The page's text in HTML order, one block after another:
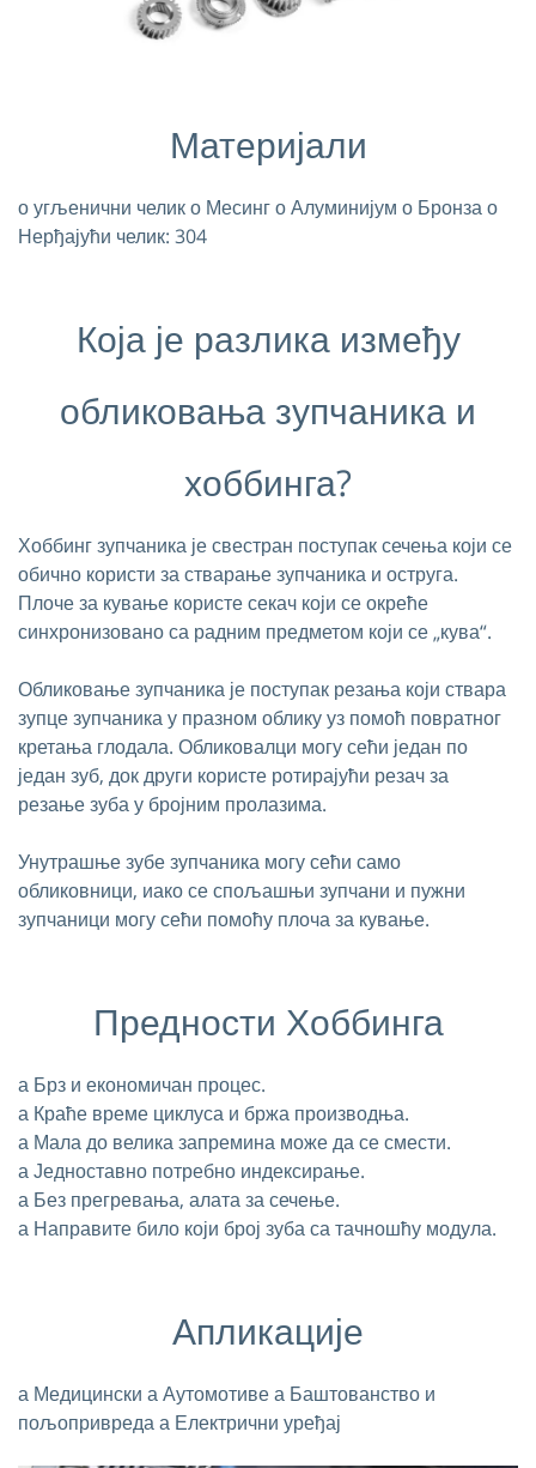
Материјали
о угљенични челико Месинго Алуминијум о Бронзао
Нерђајући челик: 304
Која је разлика између
обликовања зупчаника и
хоббинга?
Хоббинг зупчаника је свестран поступак сечења који се
обично користи за стварање зупчаника и оструга.
Плоче за кување користе секач који се окреће
синхронизовано са радним предметом који се „кува“.
Обликовање зупчаника је поступак резања који ствара
зупце зупчаника у празном облику уз помоћ повратног
кретања глодала. Обликовалци могу сећи један по
један зуб, док други користе ротирајући резач за
резање зуба у бројним пролазима.
Унутрашње зубе зупчаника могу сећи само
обликовници, иако се спољашњи зупчани и пужни
зупчаници могу сећи помоћу плоча за кување.
Предности Хоббинга
а Брз и економичан процес.
а Краће време циклуса и бржа производња.
а Мала до велика запремина може да се смести.
а Једноставно потребно индексирање.
а Без прегревања, алата за сечење.
а Направите било који број зуба са тачношћу модула.
Апликације
а Медицински а Аутомотивеа Баштованство и
пољопривредаа Електрични уређај